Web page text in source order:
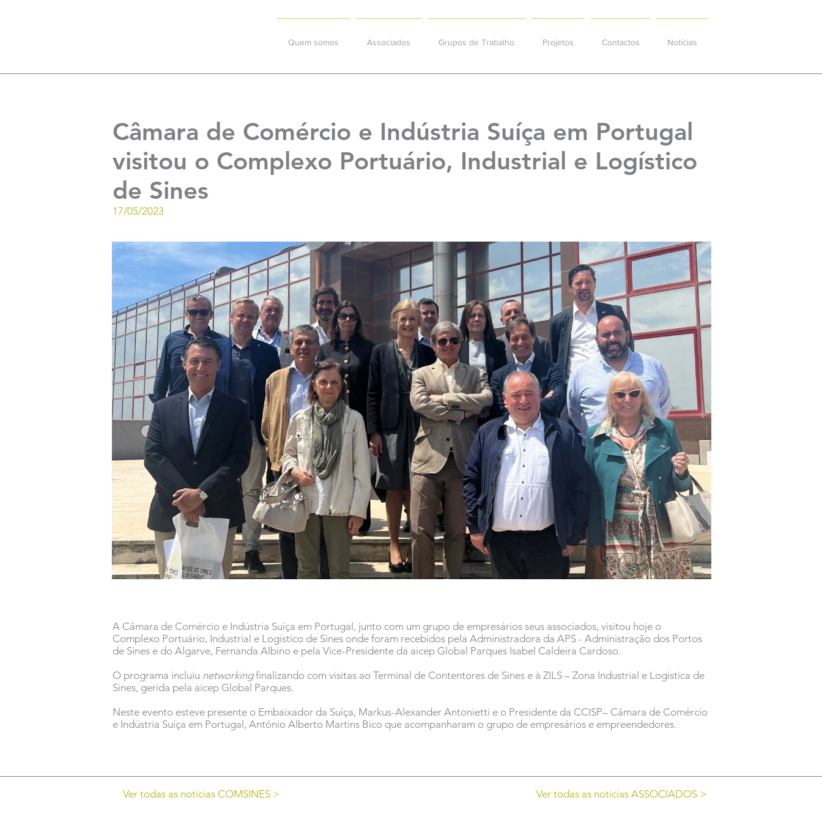
Quem somos Associados Grupos de Trabalho Projetos Contactos Notícias
Câmara de Comércio e Indústria Suíça em Portugal
visitou o Complexo Portuário, Industrial e Logístico
de Sines
17/05/2023
A Câmara de Comércio e Indústria Suíça em Portugal, junto com um grupo de empresários seus associados, visitou hoje o
Complexo Portuário, Industrial e Logístico de Sines onde foram recebidos pela Administradora da APS - Administração dos Portos
de Sines e do Algarve, Fernanda Albino e pela Vice-Presidente da aicep Global Parques Isabel Caldeira Cardoso.
O programa incluiu networkingfinalizando com visitas ao Terminal de Contentores de Sines e à ZILS – Zona Industrial e Logística de
Sines, gerida pela aicep Global Parques.
Neste evento esteve presente o Embaixador da Suíça, Markus-Alexander Antonietti e o Presidente da CCISP– Câmara de Comércio
e Indústria Suíça em Portugal, António Alberto Martins Bico que acompanharam o grupo de empresários e empreendedores.
Ver todas as notícias COMSINES > Ver todas as notícias ASSOCIADOS >